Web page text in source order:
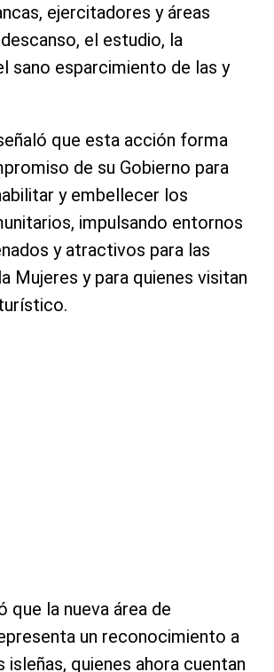
ejercitadores y áreas
el estudio, la
sano esparcimiento de las y
que esta acción forma
de su Gobierno para
y embellecer los
impulsando entornos
y atractivos para las
Mujeres y para quienes visitan
que la nueva área de
un reconocimiento a
isleñas, quienes ahora cuentan